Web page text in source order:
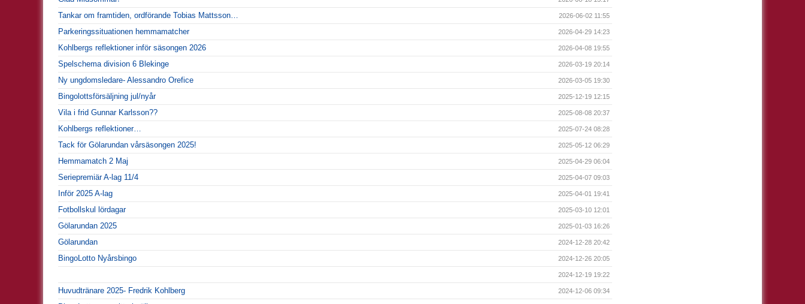
Tankar om framtiden, ordförande Tobias Mattsson… 2026-06-02 11:55
Parkeringssituationen hemmamatcher 2026-04-29 14:23
Kohlbergs reflektioner inför säsongen 2026 2026-04-08 19:55
Spelschema division 6 Blekinge 2026-03-19 20:14
Ny ungdomsledare- Alessandro Orefice 2026-03-05 19:30
Bingolottsförsäljning jul/nyår 2025-12-19 12:15
Vila i frid Gunnar Karlsson?? 2025-08-08 20:37
Kohlbergs reflektioner… 2025-07-24 08:28
Tack för Gölarundan vårsäsongen 2025! 2025-05-12 06:29
Hemmamatch 2 Maj 2025-04-29 06:04
Seriepremiär A-lag 11/4 2025-04-07 09:03
Inför 2025 A-lag 2025-04-01 19:41
Fotbollskul lördagar 2025-03-10 12:01
Gölarundan 2025 2025-01-03 16:26
Gölarundan 2024-12-28 20:42
BingoLotto Nyårsbingo 2024-12-26 20:05
2024-12-19 19:22
Huvudtränare 2025- Fredrik Kohlberg 2024-12-06 09:34